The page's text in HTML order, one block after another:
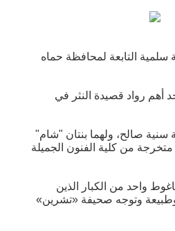
في مدينة سلمية التابعة لمحافظة حماه
أهم رواد قصيدة النثر في
سنية صالح، ولهما بنتان "شام"
من كلية الفنون الجميلة
واحد من الكبار الذين
وتوجه صحيفة «تشرين»